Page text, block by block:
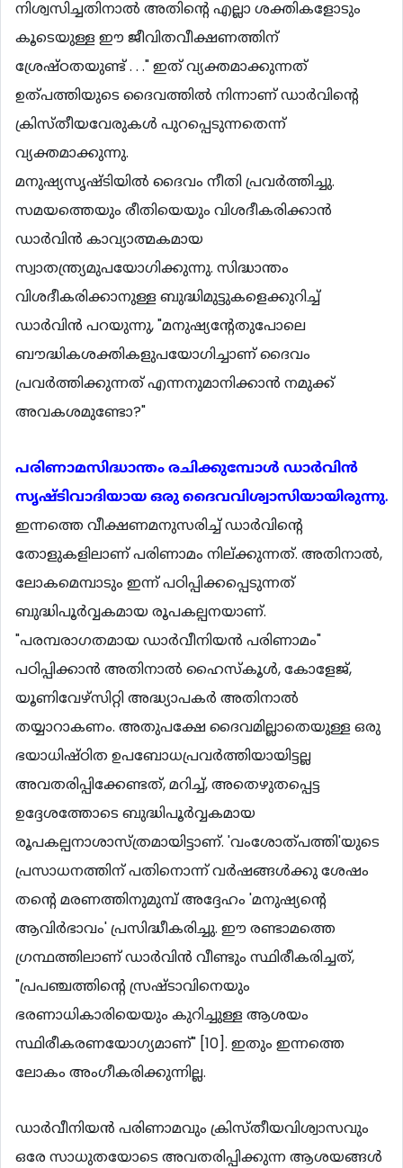
നിശ്വസിച്ചതിനാല്‍ അതിന്‍റെ എല്ലാ ശക്തികളോടും
കൂടെയുള്ള ഈ ജീവിതവീക്ഷണത്തിന്
ശ്രേഷ്ഠതയുണ്ട് . . ." ഇത് വ്യക്തമാക്കുന്നത്
ഉത്പത്തിയുടെ ദൈവത്തില്‍ നിന്നാണ് ഡാര്‍വിന്‍റെ
ക്രിസ്തീയവേരുകള്‍ പുറപ്പെടുന്നതെന്ന്
വ്യക്തമാക്കുന്നു.
മനുഷ്യസൃഷ്ടിയില്‍ ദൈവം നീതി പ്രവര്‍ത്തിച്ചു.
സമയത്തെയും രീതിയെയും വിശദീകരിക്കാന്‍
ഡാര്‍വിന്‍ കാവ്യാത്മകമായ
സ്വാതന്ത്ര്യമുപയോഗിക്കുന്നു. സിദ്ധാന്തം
വിശദീകരിക്കാനുള്ള ബുദ്ധിമുട്ടുകളെക്കുറിച്ച്
ഡാര്‍വിന്‍ പറയുന്നു, "മനുഷ്യന്‍റേതുപോലെ
ബൗദ്ധികശക്തികളുപയോഗിച്ചാണ് ദൈവം
പ്രവര്‍ത്തിക്കുന്നത് എന്നനുമാനിക്കാന്‍ നമുക്ക്
അവകശമുണ്ടോ?"
പരിണാമസിദ്ധാന്തം രചിക്കുമ്പോള്‍ ഡാര്‍വിന്‍
സൃഷ്ടിവാദിയായ ഒരു ദൈവവിശ്വാസിയായിരുന്നു.
ഇന്നത്തെ വീക്ഷണമനുസരിച്ച് ഡാര്‍വിന്‍റെ
തോളുകളിലാണ് പരിണാമം നില്ക്കുന്നത്. അതിനാല്‍,
ലോകമെമ്പാടും ഇന്ന് പഠിപ്പിക്കപ്പെടുന്നത്
ബുദ്ധിപൂര്‍വ്വകമായ രൂപകല്പനയാണ്.
"പരമ്പരാഗതമായ ഡാര്‍വീനിയന്‍ പരിണാമം"
പഠിപ്പിക്കാന്‍ അതിനാല്‍ ഹൈസ്കൂള്‍, കോളേജ്,
യൂണിവേഴ്സിറ്റി അദ്ധ്യാപകര്‍ അതിനാല്‍
തയ്യാറാകണം. അതുപക്ഷേ ദൈവമില്ലാതെയുള്ള ഒരു
ഭയാധിഷ്ഠിത ഉപബോധപ്രവര്‍ത്തിയായിട്ടല്ല
അവതരിപ്പിക്കേണ്ടത്, മറിച്ച്, അതെഴുതപ്പെട്ട
ഉദ്ദേശത്തോടെ ബുദ്ധിപൂര്‍വ്വകമായ
രൂപകല്പനാശാസ്ത്രമായിട്ടാണ്. 'വംശോത്പത്തി'യുടെ
പ്രസാധനത്തിന് പതിനൊന്ന് വര്‍ഷങ്ങള്‍ക്കു ശേഷം
തന്‍റെ മരണത്തിനുമുമ്പ് അദ്ദേഹം 'മനുഷ്യന്‍റെ
ആവിര്‍ഭാവം' പ്രസിദ്ധീകരിച്ചു. ഈ രണ്ടാമത്തെ
ഗ്രന്ഥത്തിലാണ് ഡാര്‍വിന്‍ വീണ്ടും സ്ഥിരീകരിച്ചത്,
"പ്രപഞ്ചത്തിന്‍റെ സ്രഷ്ടാവിനെയും
ഭരണാധികാരിയെയും കുറിച്ചുള്ള ആശയം
സ്ഥിരീകരണയോഗ്യമാണ്" [10]. ഇതും ഇന്നത്തെ
ലോകം അംഗീകരിക്കുന്നില്ല.
ഡാര്‍വീനിയന്‍ പരിണാമവും ക്രിസ്തീയവിശ്വാസവും
ഒരേ സാധുതയോടെ അവതരിപ്പിക്കുന്ന ആശയങ്ങള്‍